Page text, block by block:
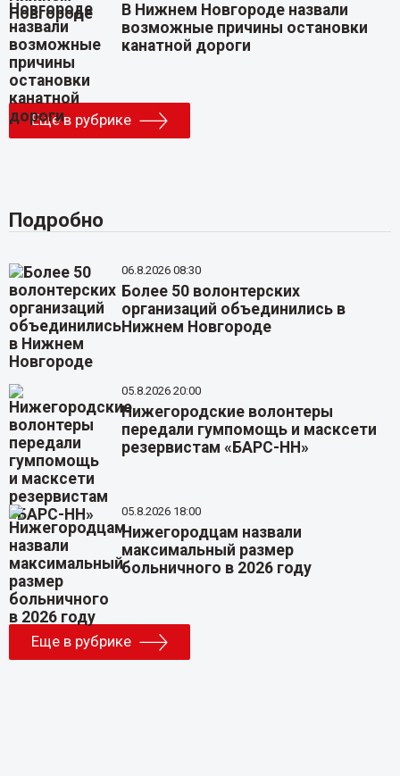
В Нижнем Новгороде назвали
возможные причины остановки
канатной дороги
Еще в рубрике
Подробно
06.8.2026 08:30
Более 50 волонтерских
организаций объединились в
Нижнем Новгороде
05.8.2026 20:00
Нижегородские волонтеры
передали гумпомощь и масксети
резервистам «БАРС-НН»
05.8.2026 18:00
Нижегородцам назвали
максимальный размер
больничного в 2026 году
Еще в рубрике